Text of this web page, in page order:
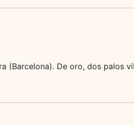
(Barcelona). De oro, dos palos